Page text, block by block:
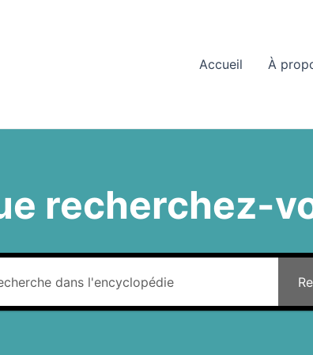
Accueil À
recherchez-